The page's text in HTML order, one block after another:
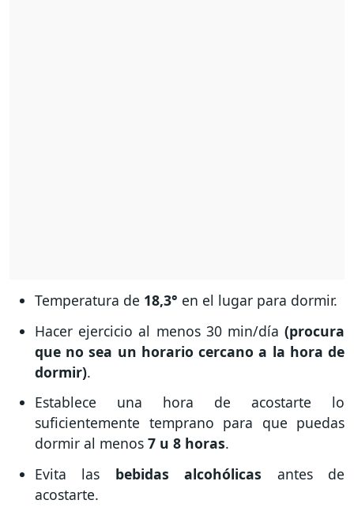
Temperatura de 18,3° en el lugar para dormir.
Hacer ejercicio al menos 30 min/día (procura
que no sea un horario cercano a la hora de
dormir).
Establece una hora de acostarte lo
suficientemente temprano para que puedas
dormir al menos 7 u 8 horas.
Evita las bebidas alcohólicas antes de
acostarte.